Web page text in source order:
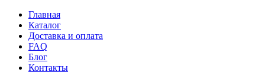
Главная
Каталог
Доставка и оплата
FAQ
Блог
Контакты